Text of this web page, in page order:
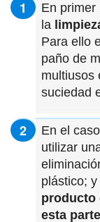
En primer
la
Para ello
paño de
multiusos
suciedad
En el
utilizar
plástico;
producto
esta